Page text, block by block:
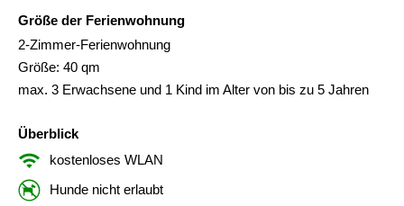
Größe der Ferienwohnung
2-Zimmer-Ferienwohnung
Größe: 40 qm
max. 3 Erwachsene und 1 Kind im Alter von bis zu 5 Jahren
Überblick
kostenloses WLAN
Hunde nicht erlaubt